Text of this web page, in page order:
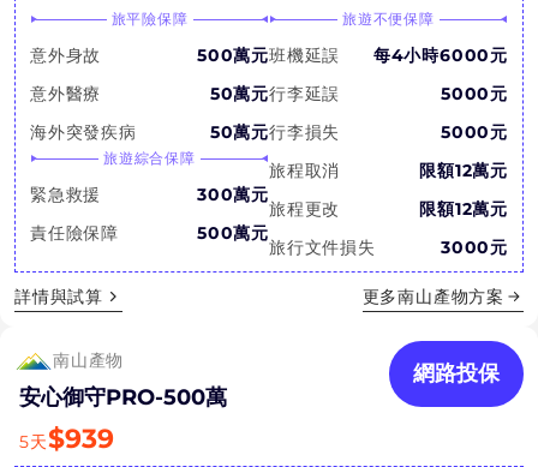
旅平險保障
意外身故
500萬元
意外醫療
50萬元
海外突發疾病
50萬元
旅遊綜合保障
緊急救援
300萬元
責任險保障
500萬元
旅遊不便保障
班機延誤
每4小時6000元
行李延誤
5000元
行李損失
5000元
旅程取消
限額12萬元
旅程更改
限額12萬元
旅行文件損失
3000元
詳情與試算 更多南山產物方案
南山產物
安心御守PRO-500萬
網路投保
5天$939